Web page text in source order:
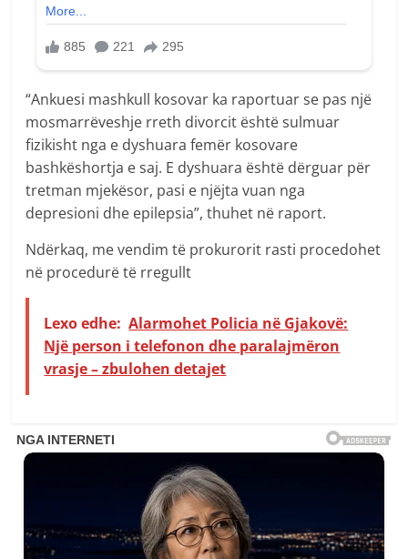
“Ankuesi mashkull kosovar ka raportuar se pas një
mosmarrëveshje rreth divorcit është sulmuar
fizikisht nga e dyshuara femër kosovare
bashkëshortja e saj. E dyshuara është dërguar për
tretman mjekësor, pasi e njëjta vuan nga
depresioni dhe epilepsia”, thuhet në raport.
Ndërkaq, me vendim të prokurorit rasti procedohet
në procedurë të rregullt
Lexo edhe: Alarmohet Policia në Gjakovë:
Një person i telefonon dhe paralajmëron
vrasje – zbulohen detajet